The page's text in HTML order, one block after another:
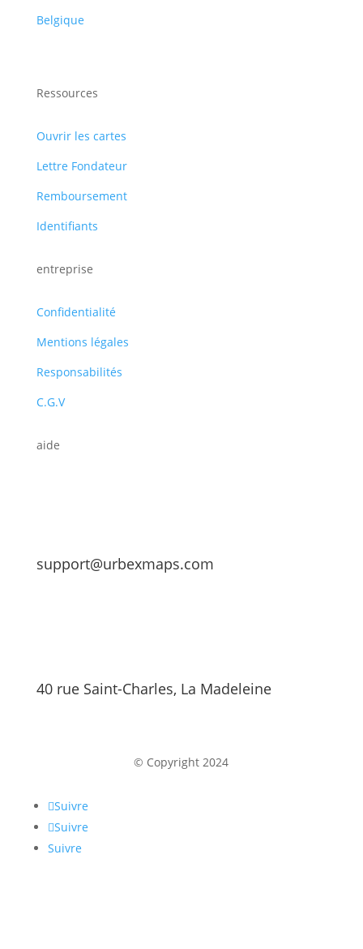
Belgique
Ressources
Ouvrir les cartes
Lettre Fondateur
Remboursement
Identifiants
entreprise
Confidentialité
Mentions légales
Responsabilités
C.G.V
aide
support@urbexmaps.com
40 rue Saint-Charles, La Madeleine
© Copyright 2024
Suivre
Suivre
Suivre